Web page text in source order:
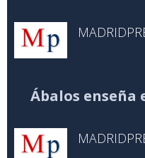
Ábalos enseña